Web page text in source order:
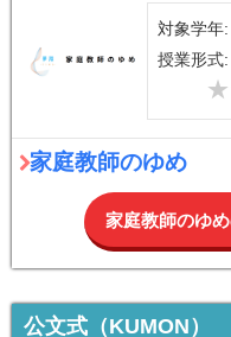
対象学年:
授業形式:
家庭教師のゆめ
家庭教師のゆ
公文式（KUMON）